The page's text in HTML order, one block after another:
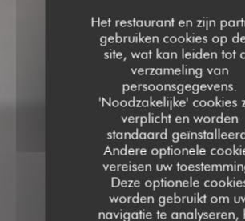
Het restaurant en zijn
gebruiken cookies op
site, wat kan leiden tot
verzameling van
persoonsgegevens.
'Noodzakelijke' cookies
verplicht en worden
standaard
Andere optionele
vereisen uw
Deze optionele
worden gebruikt om
navigatie te analyseren,